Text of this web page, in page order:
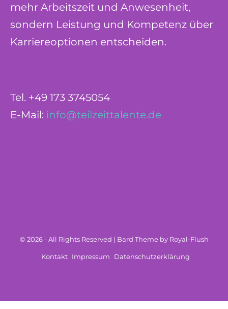
mehr Arbeitszeit und Anwesenheit,
sondern Leistung und Kompetenz über
Karriereoptionen entscheiden.
Tel. +49 173 3745054
E-Mail: info@teilzeittalente.de
© 2026 - All Rights Reserved | Bard Theme by Royal-Flush
Kontakt Impressum Datenschutzerklärung